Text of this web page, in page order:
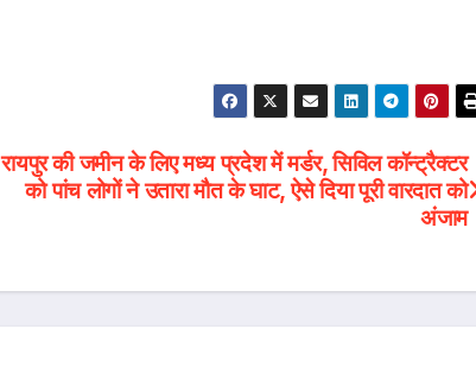
रायपुर की जमीन के लिए मध्य प्रदेश में मर्डर, सिविल कॉन्ट्रैक्टर
को पांच लोगों ने उतारा मौत के घाट, ऐसे दिया पूरी वारदात को
अंजाम